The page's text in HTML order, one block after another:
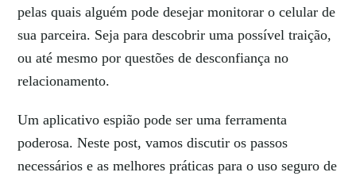
pelas quais alguém pode desejar monitorar o celular de
sua parceira. Seja para descobrir uma possível traição,
ou até mesmo por questões de desconfiança no
relacionamento.
Um aplicativo espião pode ser uma ferramenta
poderosa. Neste post, vamos discutir os passos
necessários e as melhores práticas para o uso seguro de